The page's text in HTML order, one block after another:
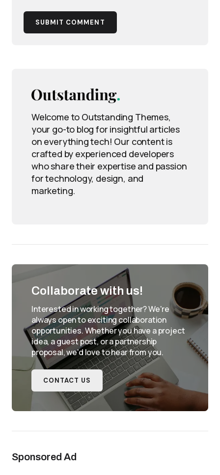
SUBMIT COMMENT
Welcome to Outstanding Themes,
your go-to blog for insightful articles
on everything tech! Our content is
crafted by experienced developers
who share their expertise and passion
for technology, design, and
marketing.
Collaborate with us!
Interested in working together? We're
always open to exciting collaboration
opportunities. Whether you have a project
idea, a guest post, or a partnership
proposal, we'd love to hear from you.
CONTACT US
Sponsored Ad